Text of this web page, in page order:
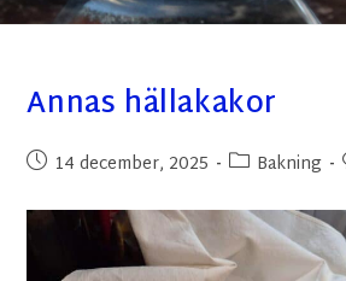
Annas hällakakor
14 december, 2025 Bakning